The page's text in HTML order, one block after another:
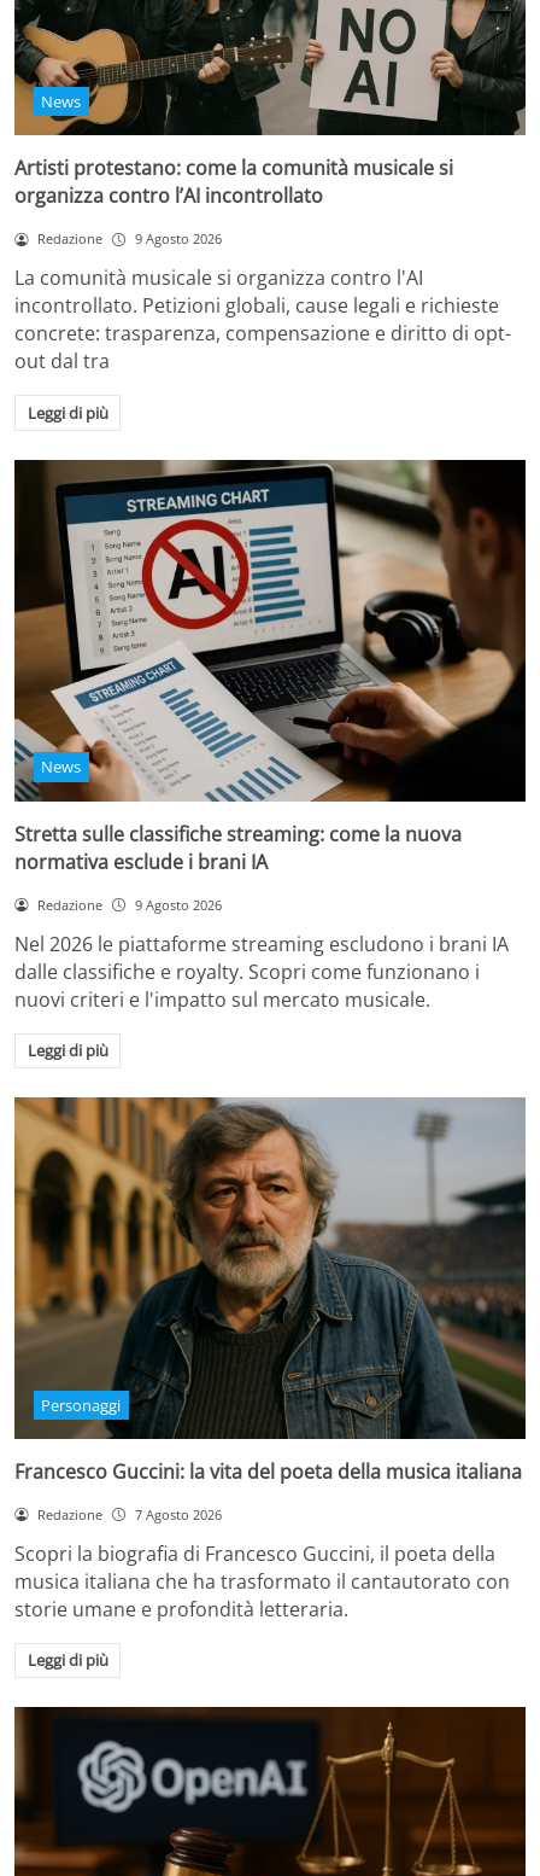
News
Artisti protestano: come la comunità musicale si
organizza contro l’AI incontrollato
Redazione 9 Agosto 2026
La comunità musicale si organizza contro l'AI
incontrollato. Petizioni globali, cause legali e richieste
concrete: trasparenza, compensazione e diritto di opt-
out dal tra
Leggi di più
News
Stretta sulle classifiche streaming: come la nuova
normativa esclude i brani IA
Redazione 9 Agosto 2026
Nel 2026 le piattaforme streaming escludono i brani IA
dalle classifiche e royalty. Scopri come funzionano i
nuovi criteri e l'impatto sul mercato musicale.
Leggi di più
Personaggi
Francesco Guccini: la vita del poeta della musica italiana
Redazione 7 Agosto 2026
Scopri la biografia di Francesco Guccini, il poeta della
musica italiana che ha trasformato il cantautorato con
storie umane e profondità letteraria.
Leggi di più